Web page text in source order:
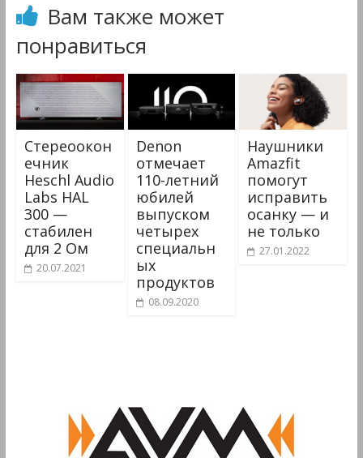
Вам также может
понравиться
Стереоокон
ечник
Heschl Audio
Labs HAL
300 —
стабилен
для 2 Ом
20.07.2021
Denon
отмечает
110-летний
юбилей
выпуском
четырех
специальн
ых
продуктов
08.09.2020
Наушники
Amazfit
помогут
исправить
осанку — и
не только
27.01.2022